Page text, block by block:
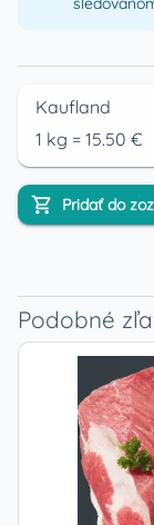
Kaufland
1 kg = 15.50 €
Pridať do
Podobné